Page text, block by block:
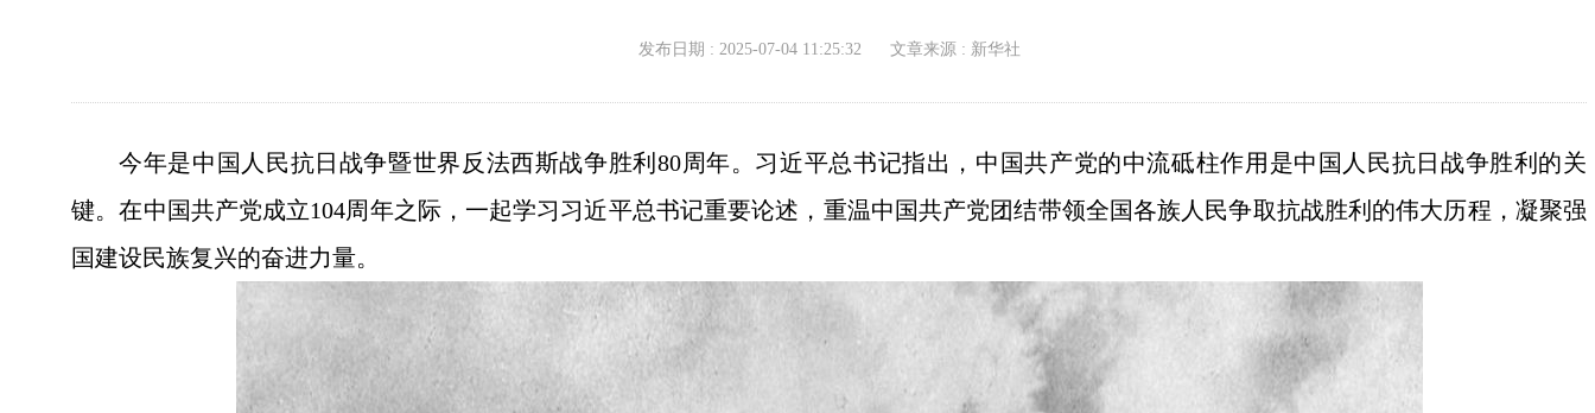
发布日期 : 2025-07-04 11:25:32 文章来源 : 新华社
今年是中国人民抗日战争暨世界反法西斯战争胜利80周年。习近平总书记指出，中国共产党的中流砥柱作用是中国人民抗日战争胜利的关
键。在中国共产党成立104周年之际，一起学习习近平总书记重要论述，重温中国共产党团结带领全国各族人民争取抗战胜利的伟大历程，凝聚强
国建设民族复兴的奋进力量。